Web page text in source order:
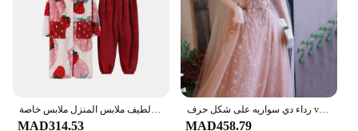
بيجامة شتوية للنساء فراولة الكرتون مقنعين رداء طويل سترة لطيف ملابس المنزل ملابس خاصة Kawaii الفانيلا الدافئة مريح البشكير
MAD314.53
رداء دي سواريه على شكل حرف v فاخر شبكي شال فستان سهرة أنثى ضوء مأدبة المضيف فستان حفلات Vestidos De Gala مخصص
MAD458.79